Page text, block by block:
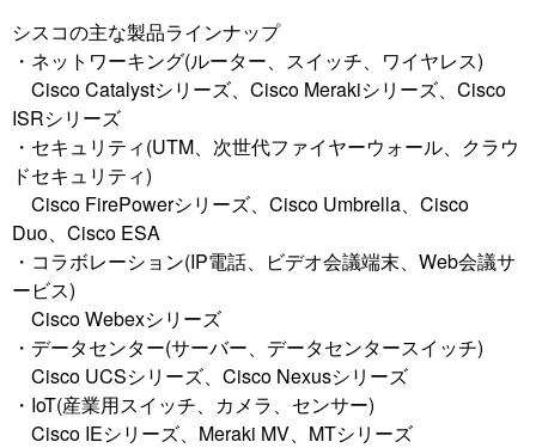
シスコの主な製品ラインナップ
・ネットワーキング(ルーター、スイッチ、ワイヤレス)
Cisco Catalystシリーズ、Cisco Merakiシリーズ、Cisco
ISRシリーズ
・セキュリティ(UTM、次世代ファイヤーウォール、クラウ
ドセキュリティ)
Cisco FirePowerシリーズ、Cisco Umbrella、Cisco
Duo、Cisco ESA
・コラボレーション(IP電話、ビデオ会議端末、Web会議サ
ービス)
Cisco Webexシリーズ
・データセンター(サーバー、データセンタースイッチ)
Cisco UCSシリーズ、Cisco Nexusシリーズ
・IoT(産業用スイッチ、カメラ、センサー)
Cisco IEシリーズ、Meraki MV、MTシリーズ